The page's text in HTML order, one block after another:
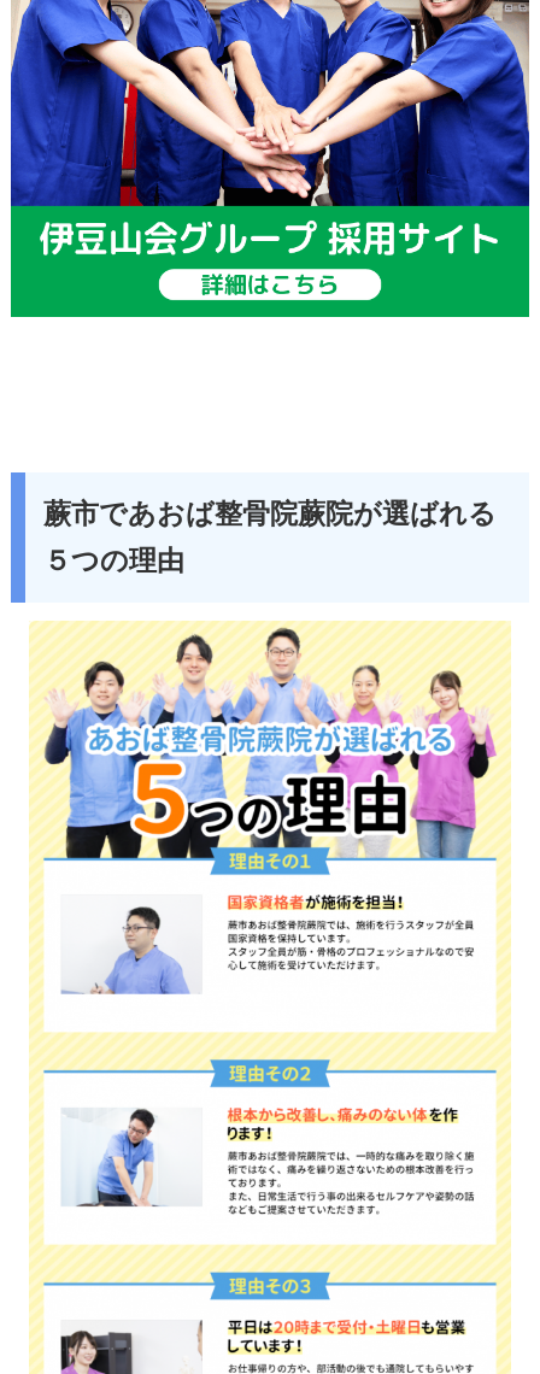
蕨市であおば整骨院蕨院が選ばれる
５つの理由